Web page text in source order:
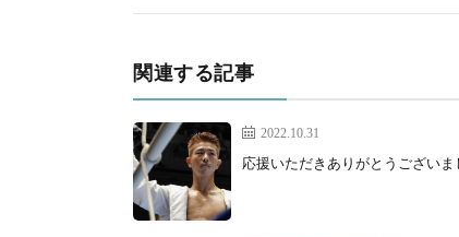
関連する記事
2022.10.31
応援いただきありがとうござい